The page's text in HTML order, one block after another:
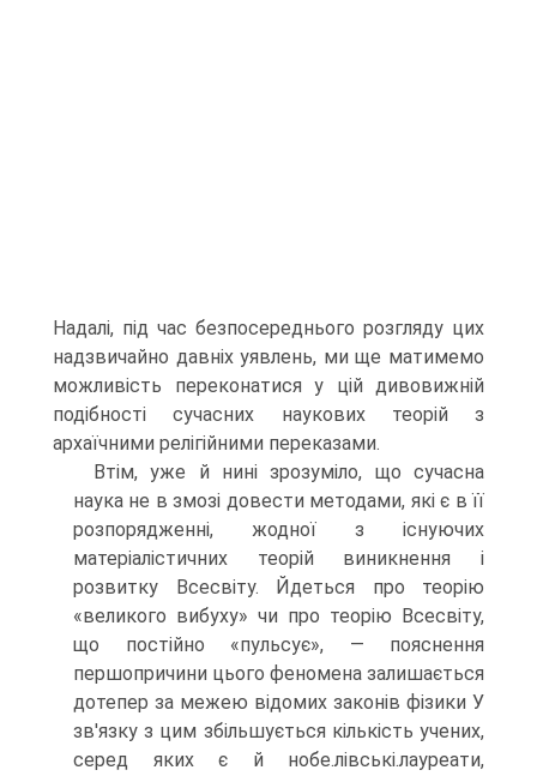
Надалі, під час безпосереднього розгляду цих
над­звичайно давніх уявлень, ми ще матимемо
можливість переконатися у цій ди­вовижній
подібності сучасних наукових теорій з
архаїчними релігійними переказами.
Втім, уже й нині зрозуміло, що сучасна
наука не в змозі довести метода­ми, які є в її
розпорядженні, жодної з існуючих
матеріалістичних теорій ви­никнення і
розвитку Всесвіту. Йдеться про теорію
«великого вибуху» чи про теорію Всесвіту,
що постійно «пульсує», — пояснення
першопричини цього фе­номена залишається
дотепер за межею відомих законів фізики У
зв'язку з цим збільшується кількість учених,
серед яких є й нобе.лівські.лауреати,